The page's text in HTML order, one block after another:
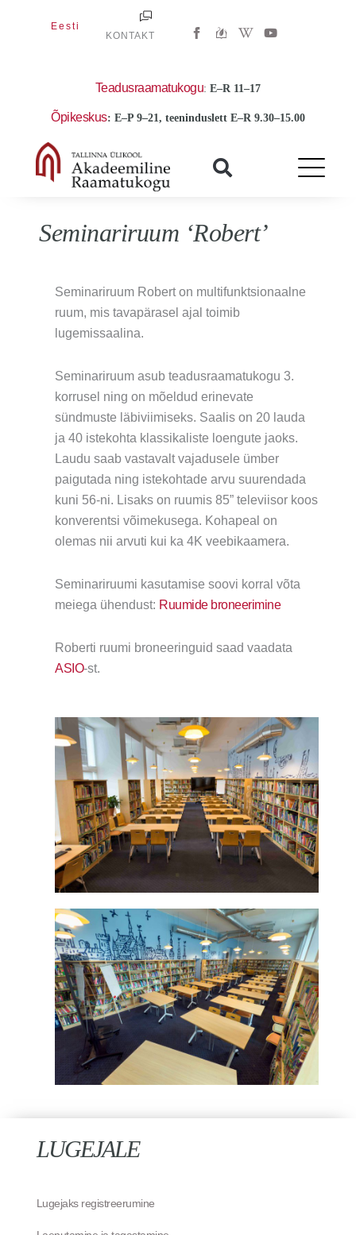
Eesti
KONTAKT
W
i
e
a
Y
o
Teadusraamatukogu:E–R 11–17
Õpikeskus: E–P 9–21, teeninduslett E–R 9.30–15.00
Seminariruum ‘Robert’
Seminariruum Robert on multifunktsionaalne
ruum, mis tavapärasel ajal toimib
lugemissaalina.
Seminariruum asub teadusraamatukogu 3.
korrusel ning on mõeldud erinevate
sündmuste läbiviimiseks. Saalis on 20 lauda
ja 40 istekohta klassikaliste loengute jaoks.
Laudu saab vastavalt vajadusele ümber
paigutada ning istekohtade arvu suurendada
kuni 56-ni. Lisaks on ruumis 85” televiisor koos
konverentsi võimekusega. Kohapeal on
olemas nii arvuti kui ka 4K veebikaamera.
Seminariruumi kasutamise soovi korral võta
meiega ühendust: Ruumide broneerimine
Roberti ruumi broneeringuid saad vaadata
ASIO-st.
LUGEJALE
Lugejaks registreerumine